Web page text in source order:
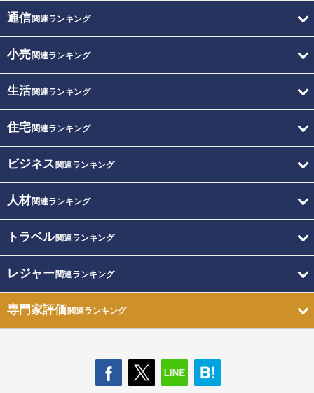
通信関連ランキング
小売関連ランキング
生活関連ランキング
住宅関連ランキング
ビジネス 関連ランキング
人材関連ランキング
トラベル関連ランキング
レジャー関連ランキング
専門家評価関連ランキング